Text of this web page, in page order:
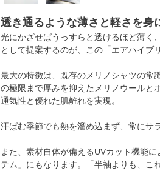
透き通るような薄さと軽さを身
光にかざせばうっすらと透けるほど薄く
として提案するのが、この「エアハイブ
最大の特徴は、既存のメリノシャツの常
の極限まで厚みを抑えたメリノウールと
通気性と優れた肌離れを実現。
汗ばむ季節でも熱を溜め込まず、常にサ
また、素材自体が備えるUVカット機能
テム」にもなります。「半袖よりも、こ